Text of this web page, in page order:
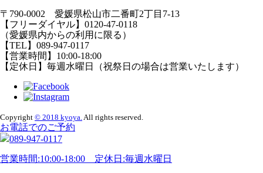
〒790-0002 愛媛県松山市二番町2丁目7-13
【フリーダイヤル】0120-47-0118
（愛媛県内からの利用に限る）
【TEL】089-947-0117
【営業時間】10:00-18:00
【定休日】毎週水曜日（祝祭日の場合は営業いたします）
Copyright © 2018 kyoya.All rights reserved.
お電話でのご予約
089-947-0117
営業時間:10:00-18:00 定休日:毎週水曜日